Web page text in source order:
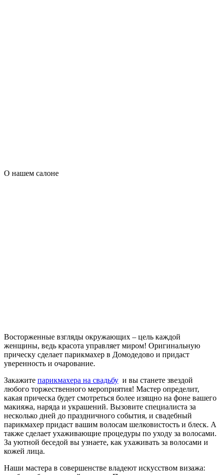
О нашем салоне
Восторженные взгляды окружающих – цель каждой
женщины, ведь красота управляет миром! Оригинальную
прическу сделает парикмахер в Домодедово и придаст
уверенность и очарование.
Закажите парикмахера на свадьбу и вы станете звездой
любого торжественного мероприятия! Мастер определит,
какая прическа будет смотреться более изящно на фоне вашего
макияжа, наряда и украшений. Вызовите специалиста за
несколько дней до праздничного события, и свадебный
парикмахер придаст вашим волосам шелковистость и блеск. А
также сделает ухаживающие процедуры по уходу за волосами.
За уютной беседой вы узнаете, как ухаживать за волосами и
кожей лица.
Наши мастера в совершенстве владеют искусством визажа: